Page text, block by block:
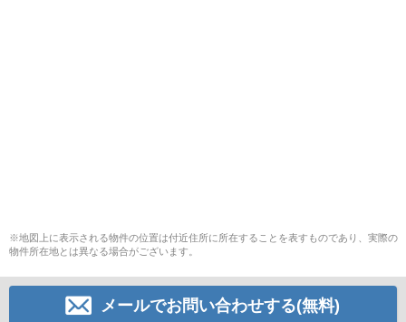
※地図上に表示される物件の位置は付近住所に所在することを表すものであり、実際の
物件所在地とは異なる場合がございます。
メールでお問い合わせする(無料)